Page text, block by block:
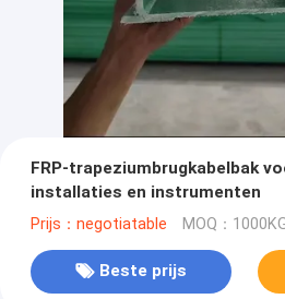
FRP-trapeziumbrugkabelbak
installaties en instrumenten
Prijs：negotiatable MOQ：
Beste prijs